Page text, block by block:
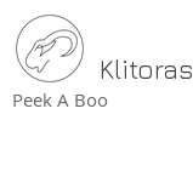
Klitoras
Peek A Boo